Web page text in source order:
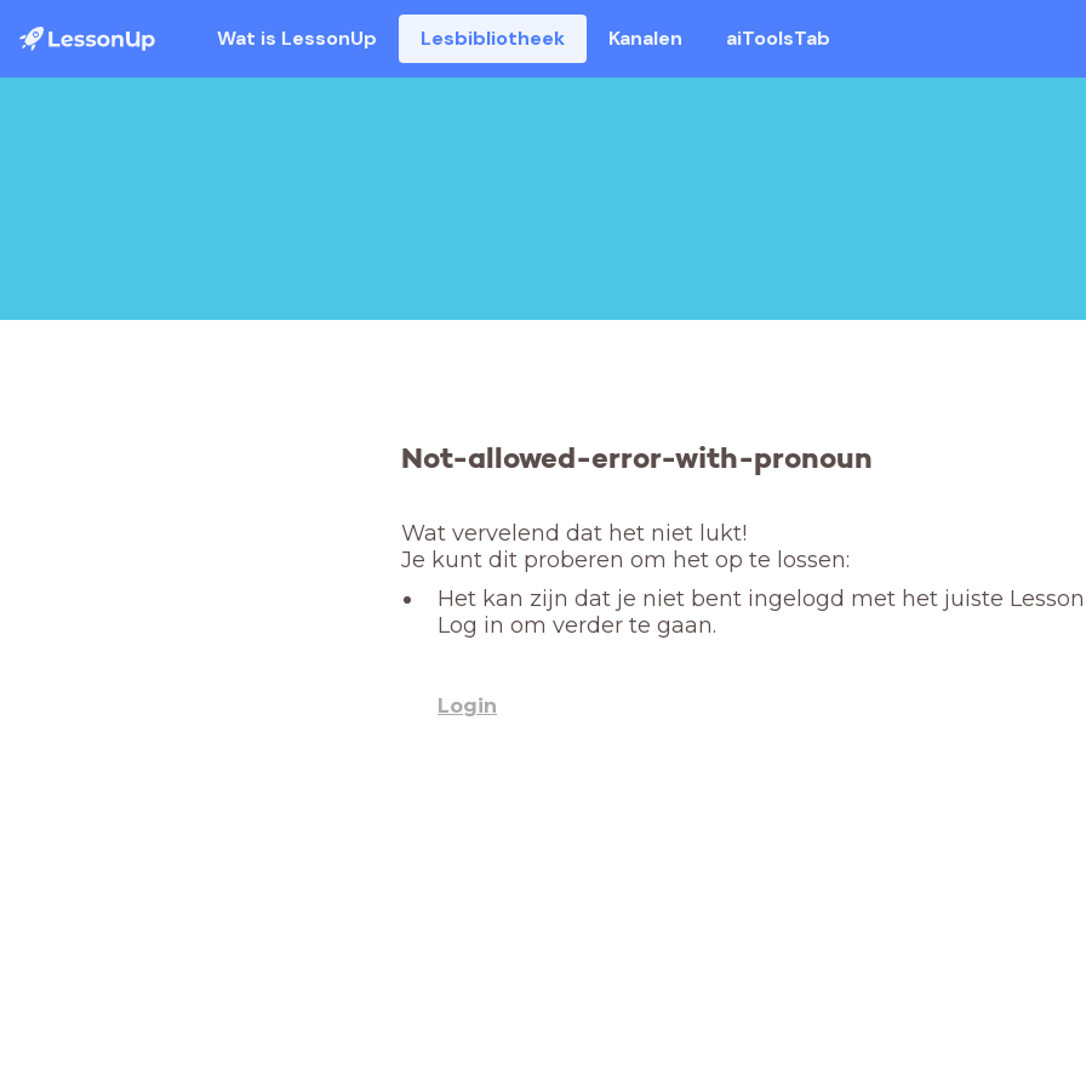
Wat is LessonUp Lesbibliotheek Kanalen aiToolsTab
Not-allowed-error-with-pronoun
Wat vervelend dat het niet lukt!
Je kunt dit proberen om het op te lossen:
Het kan zijn dat je niet bent ingelogd met het juiste
Log in om verder te gaan.
Login